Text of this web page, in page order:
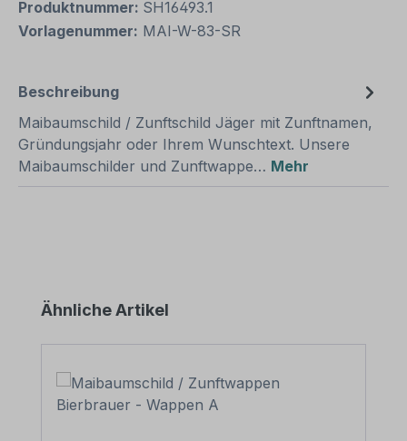
Produktnummer: SH16493.1
Vorlagenummer: MAI-W-83-SR
Beschreibung
Maibaumschild / Zunftschild Jäger mit Zunftnamen,
Gründungsjahr oder Ihrem Wunschtext. Unsere
Maibaumschilder und Zunftwappe… Mehr
Produktgalerie überspringen
Ähnliche Artikel